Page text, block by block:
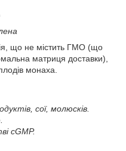
що не містить ГМО (що
матриця доставки),
монаха.
сої, молюсків.
cGMP.